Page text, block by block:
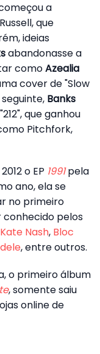
a
que
ideias
abandonasse a
comoAzealia
cover de "Slow
Banks
que ganhou
Pitchfork,
o EP 1991pela
ano, ela se
no primeiro
pelos
Kate Nash, Bloc
, entre outros.
o primeiro álbum
, somente saiu
online de